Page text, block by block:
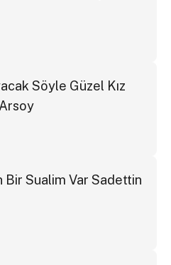
Söyle Güzel Kız
Bir Sualim Var Sadettin